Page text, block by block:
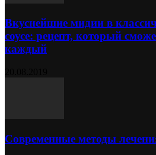
Вкуснейшие мидии в
соусе: рецепт, который
каждый
Современные методы